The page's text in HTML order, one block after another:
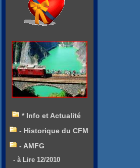
* Info et Actualité
- Historique du CFM
- AMFG
- à Lire 12/2010